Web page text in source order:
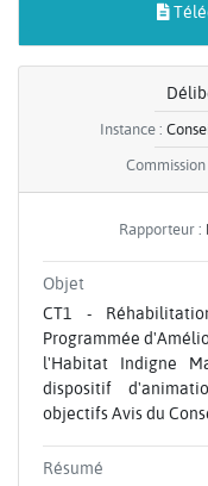
Instance :
Commission
Rapporteur :
Objet
CT1 -
Programmée
l'Habitat Indigne
dispositif
objectifs Avis du
Résumé